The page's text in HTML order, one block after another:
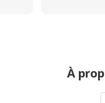
À